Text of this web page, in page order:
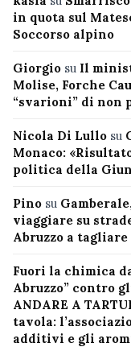
in quota sul
Soccorso alpino
Giorgio su Il
Molise, Forche
“svarioni” di non
Nicola Di Lullo su
Monaco:
politica della
Pino su
viaggiare su
Abruzzo a
Fuori la chimica
Abruzzo” contro
ANDARE A
tavola:
additivi e gli